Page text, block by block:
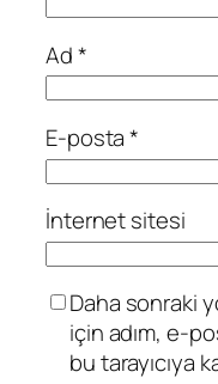
Ad*
E-posta*
İnternet sitesi
Daha sonraki
için adım, e-
bu tarayıcıya